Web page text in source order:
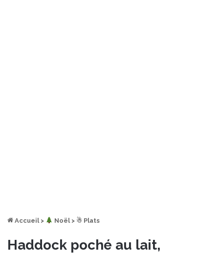
Accueil > ︎ Noël > ☃ Plats
Haddock poché au lait,